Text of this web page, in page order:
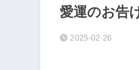
愛運のお告
2025-02-26